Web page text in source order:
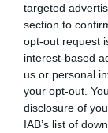
targeted
section to
opt-out request
interest-based
us or personal
your opt-out.
disclosure of
IAB’s list of